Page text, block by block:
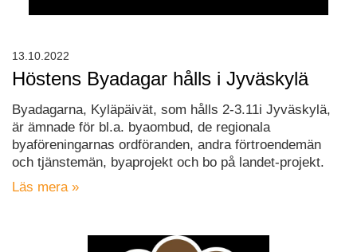
Höstens Byadagar hålls i Jyväskylä
Byadagarna, Kyläpäivät, som hålls 2-3.11i Jyväskylä,
är ämnade för bl.a. byaombud, de regionala
byaföreningarnas ordföranden, andra förtroendemän
och tjänstemän, byaprojekt och bo på landet-projekt.
Läs mera »
13.10.2022